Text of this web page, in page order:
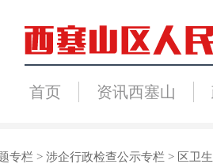
首页 资讯西塞山
专栏 > 涉企行政检查公示专栏 > 区卫